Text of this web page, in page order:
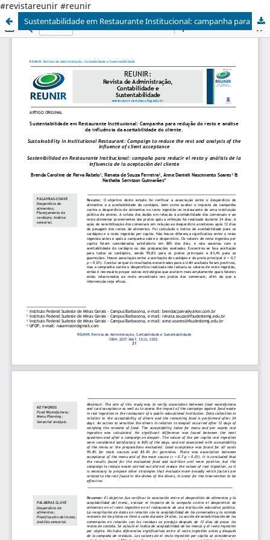
#revistareunir #reunir
Sustentabilidade em Restaurante Institucional: campanha para redução do resto e análise da influência da aceitabilidade do cliente